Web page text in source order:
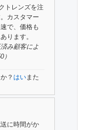
トレンズを注
カスタマー
で、価格も
ります。
み顧客によ
）
？ はいまた
に時間がか